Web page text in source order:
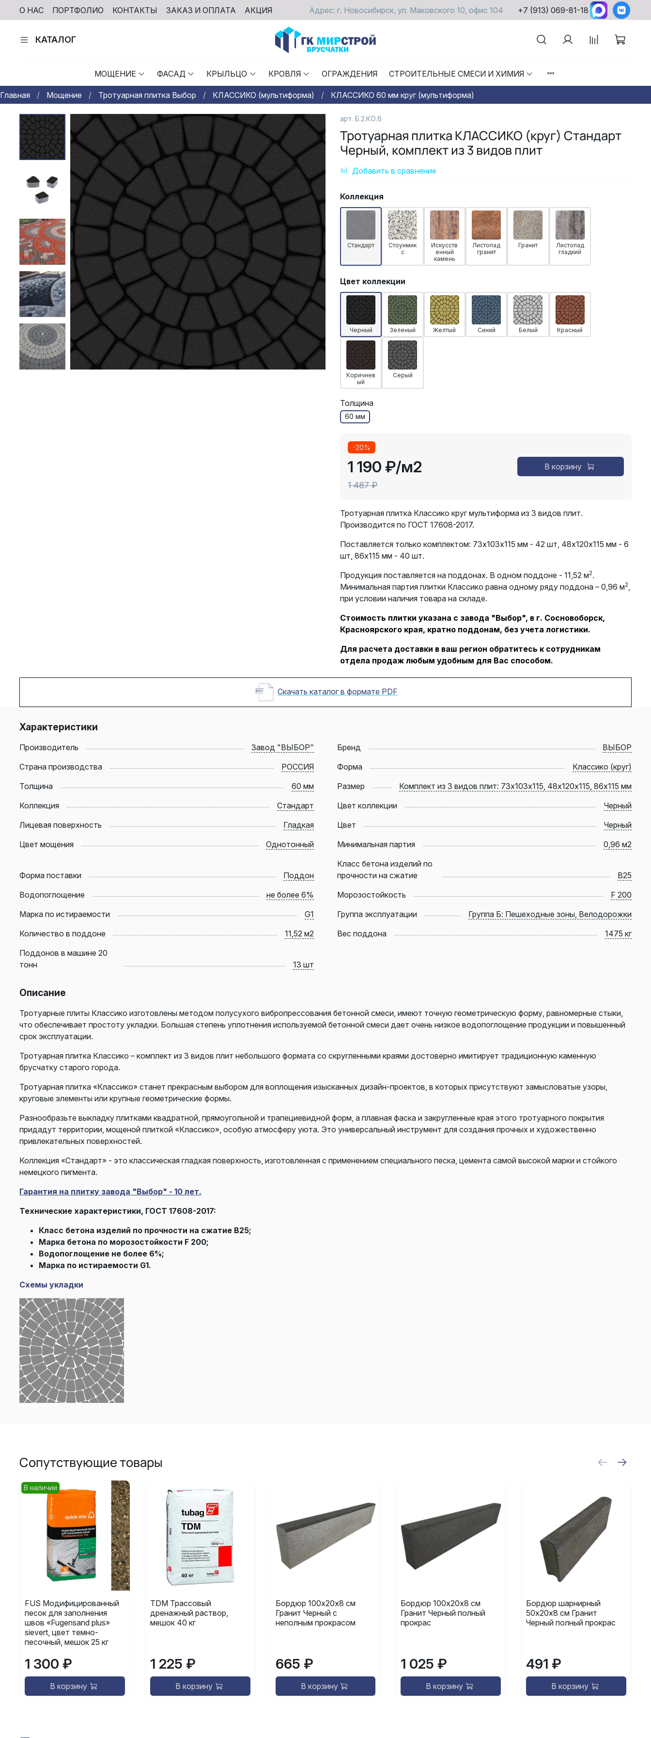
О НАС ПОРТФОЛИО КОНТАКТЫ ЗАКАЗ И ОПЛАТА АКЦИЯ Адрес: г. Новосибирск, ул. Маковского 10, офис 104 +7 (913) 069-81-18
КАТАЛОГ
МОЩЕНИЕ ФАСАД КРЫЛЬЦО КРОВЛЯ ОГРАЖДЕНИЯ СТРОИТЕЛЬНЫЕ СМЕСИ И ХИМИЯ
Главная Мощение Тротуарная плитка Выбор КЛАССИКО (мультиформа) КЛАССИКО 60 мм круг (мультиформа)
арт. Б.2.КО.6
Тротуарная плитка КЛАССИКО (круг) Стандарт
Черный, комплект из 3 видов плит
Добавить в сравнение
Коллекция
Стандарт
Стоунмик
с
Искусств
енный
камень
Листопад
гранит
Гранит
Листопад
гладкий
Цвет коллекции
Черный Зеленый Желтый Синий Белый Красный
Коричнев
ый
Серый
Толщина
60 мм
-20%
1 190 ₽/м2
1 487 ₽
В корзину
Тротуарная плитка Классико круг мультиформа из 3 видов плит.
Производится по ГОСТ 17608-2017.
Поставляется только комплектом: 73х103х115 мм - 42 шт, 48х120х115 мм - 6
шт, 86х115 мм - 40 шт.
Продукция поставляется на поддонах. В одном поддоне - 11,52 м2.
Минимальная партия плитки Классико равна одному ряду поддона – 0,96 м2,
при условии наличия товара на складе.
Стоимость плитки указана с завода "Выбор", в г. Сосновоборск,
Красноярского края, кратно поддонам, без учета логистики.
Для расчета доставки в ваш регион обратитесь к сотрудникам
отдела продаж любым удобным для Вас способом.
Скачать каталог в формате PDF
Характеристики
Производитель Завод "ВЫБОР" Бренд
ВЫБОР
Страна производства
РОССИЯ Форма
Классико (круг)
Толщина
60 мм Размер
Комплект из 3 видов плит: 73х103х115, 48х120х115, 86х115 мм
Коллекция
Стандарт Цвет коллекции
Черный
Лицевая поверхность
Гладкая Цвет
Черный
Цвет мощения
Однотонный Минимальная партия 0,96 м2
Форма поставки Поддон
Класс бетона изделий по
прочности на сжатие
B25
Водопоглощение
не более 6% Морозостойкость
F 200
Марка по истираемости
G1 Группа эксплуатации
Группа Б: Пешеходные зоны, Велодорожки
Количество в поддоне
11,52 м2 Вес поддона
1475 кг
Поддонов в машине 20
тонн
13 шт
Описание
Тротуарные плиты Классико изготовлены методом полусухого вибропрессования бетонной смеси, имеют точную геометрическую форму, равномерные стыки,
что обеспечивает простоту укладки. Большая степень уплотнения используемой бетонной смеси дает очень низкое водопоглощение продукции и повышенный
срок эксплуатации.
Тротуарная плитка Классико – комплект из 3 видов плит небольшого формата со скругленными краями достоверно имитирует традиционную каменную
брусчатку старого города.
Тротуарная плитка «Классико» станет прекрасным выбором для воплощения изысканных дизайн-проектов, в которых присутствуют замысловатые узоры,
круговые элементы или крупные геометрические формы.
Разнообразьте выкладку плитками квадратной, прямоугольной и трапециевидной форм, а плавная фаска и закругленные края этого тротуарного покрытия
придадут территории, мощеной плиткой «Классико», особую атмосферу уюта. Это универсальный инструмент для создания прочных и художественно
привлекательных поверхностей.
Коллекция «Стандарт» - это классическая гладкая поверхность, изготовленная с применением специального песка, цемента самой высокой марки и стойкого
немецкого пигмента.
Гарантия на плитку завода "Выбор" - 10 лет.
Технические характеристики, ГОСТ 17608-2017:
Класс бетона изделий по прочности на сжатие В25;
Марка бетона по морозостойкости F 200;
Водопоглощение не более 6%;
Марка по истираемости G1.
Схемы укладки
Сопутствующие товары
В наличии
FUS Модифицированный
песок для заполнения
швов «Fugensand plus»
sievert, цвет темно-
песочный, мешок 25 кг
1 300 ₽
В корзину
TDM Трассовый
дренажный раствор,
мешок 40 кг
1 225 ₽
В корзину
Бордюр 100х20х8 см
Гранит Черный с
неполным прокрасом
665 ₽
В корзину
Бордюр 100х20х8 см
Гранит Черный полный
прокрас
1 025 ₽
В корзину
Бордюр шарнирный
50х20х8 см Гранит
Черный полный прокрас
491 ₽
В корзину